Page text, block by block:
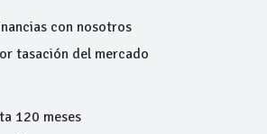
con nosotros
tasación del mercado
120 meses